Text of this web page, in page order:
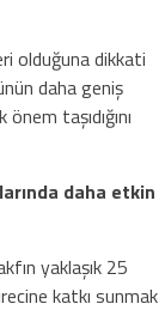
olduğuna dikkati
daha geniş
taşıdığını
daha etkin
yaklaşık 25
katkı sunmak